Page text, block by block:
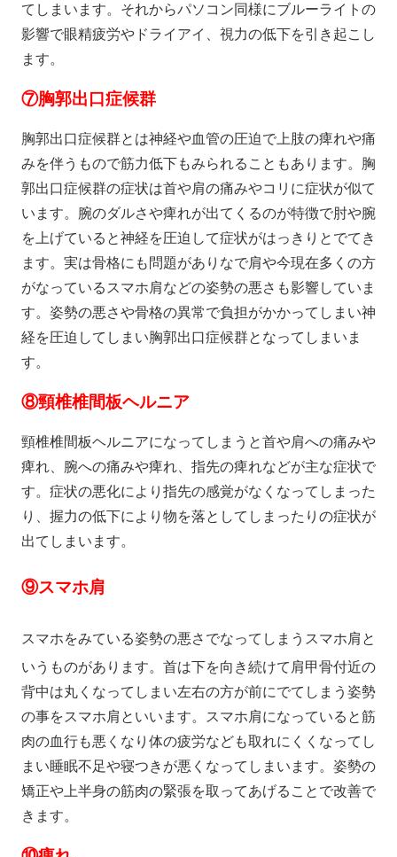
てしまいます。それからパソコン同様にブルーライトの
影響で眼精疲労やドライアイ、視力の低下を引き起こし
ます。
⑦胸郭出口症候群
胸郭出口症候群とは神経や血管の圧迫で上肢の痺れや痛
みを伴うもので筋力低下もみられることもあります。胸
郭出口症候群の症状は首や肩の痛みやコリに症状が似て
います。腕のダルさや痺れが出てくるのが特徴で肘や腕
を上げていると神経を圧迫して症状がはっきりとでてき
ます。実は骨格にも問題がありなで肩や今現在多くの方
がなっているスマホ肩などの姿勢の悪さも影響していま
す。姿勢の悪さや骨格の異常で負担がかかってしまい神
経を圧迫してしまい胸郭出口症候群となってしまいま
す。
⑧頸椎椎間板ヘルニア
頸椎椎間板ヘルニアになってしまうと首や肩への痛みや
痺れ、腕への痛みや痺れ、指先の痺れなどが主な症状で
す。症状の悪化により指先の感覚がなくなってしまった
り、握力の低下により物を落としてしまったりの症状が
出てしまいます。
⑨スマホ肩
スマホをみている姿勢の悪さでなってしまうスマホ肩と
いうものがあります。首は下を向き続けて肩甲骨付近の
背中は丸くなってしまい左右の方が前にでてしまう姿勢
の事をスマホ肩といいます。スマホ肩になっていると筋
肉の血行も悪くなり体の疲労なども取れにくくなってし
まい睡眠不足や寝つきが悪くなってしまいます。姿勢の
矯正や上半身の筋肉の緊張を取ってあげることで改善で
きます。